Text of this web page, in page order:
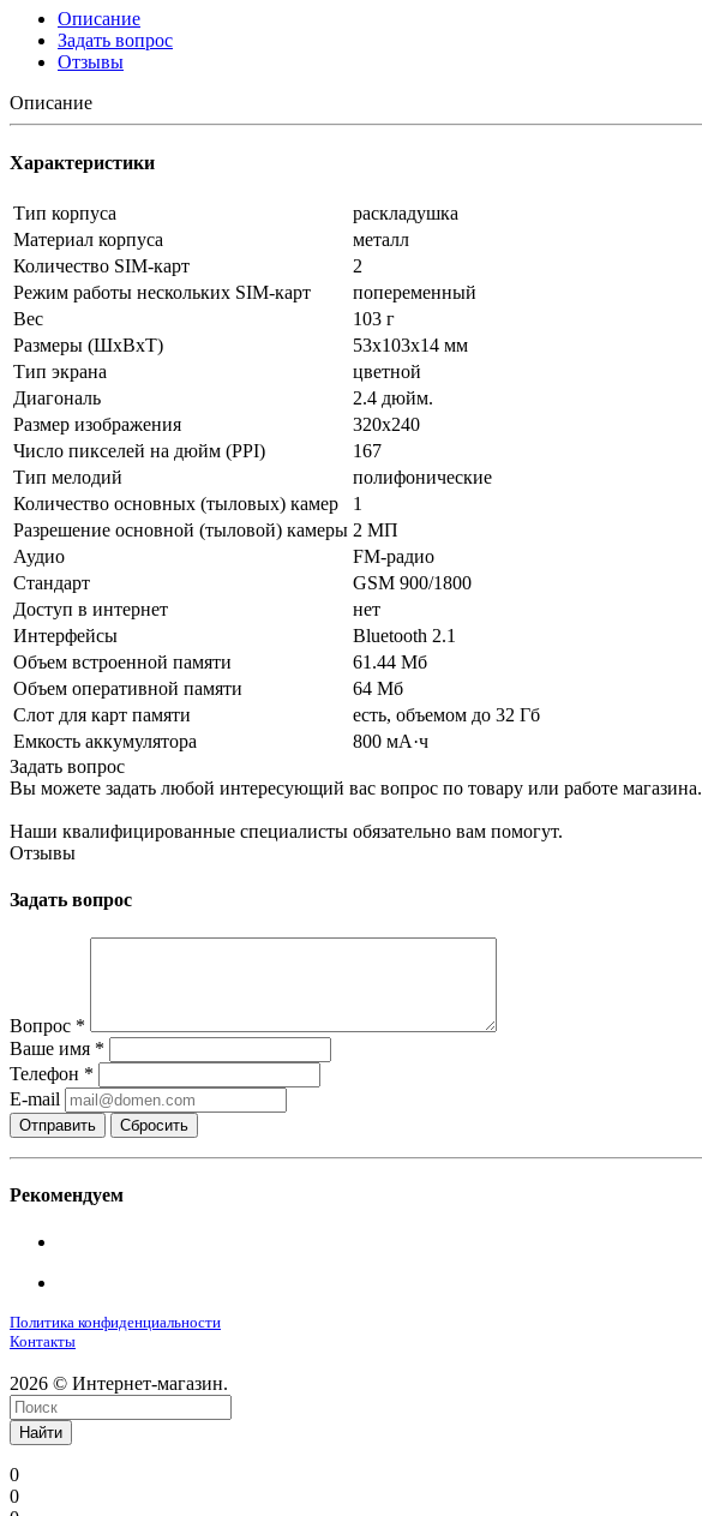
Описание
Задать вопрос
Отзывы
Описание
Характеристики
Тип корпуса
раскладушка
Материал корпуса
металл
Количество SIM-карт
2
Режим работы нескольких SIM-карт
попеременный
Вес
103 г
Размеры (ШxВxТ)
53x103x14 мм
Тип экрана
цветной
Диагональ
2.4 дюйм.
Размер изображения
320x240
Число пикселей на дюйм (PPI)
167
Тип мелодий
полифонические
Количество основных (тыловых) камер
1
Разрешение основной (тыловой) камеры 2 МП
Аудио
FM-радио
Стандарт
GSM 900/1800
Доступ в интернет
нет
Интерфейсы
Bluetooth 2.1
Объем встроенной памяти
61.44 Мб
Объем оперативной памяти
64 Мб
Слот для карт памяти
есть, объемом до 32 Гб
Емкость аккумулятора
800 мА·ч
Задать вопрос
Вы можете задать любой интересующий вас вопрос по товару или работе магазина.
Наши квалифицированные специалисты обязательно вам помогут.
Отзывы
Задать вопрос
Вопрос *
Ваше имя *
Телефон *
E-mail
Сбросить
Рекомендуем
Политика конфиденциальности
Контакты
2026 © Интернет-магазин.
Найти
0
0